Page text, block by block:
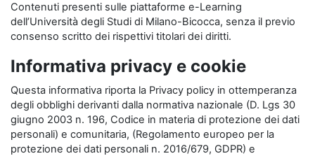
Contenuti presenti sulle piattaforme e-Learning
dell’Università degli Studi di Milano-Bicocca, senza il previo
consenso scritto dei rispettivi titolari dei diritti.
Informativa privacy e cookie
Questa informativa riporta la Privacy policy in ottemperanza
degli obblighi derivanti dalla normativa nazionale (D. Lgs 30
giugno 2003 n. 196, Codice in materia di protezione dei dati
personali) e comunitaria, (Regolamento europeo per la
protezione dei dati personali n. 2016/679, GDPR) e